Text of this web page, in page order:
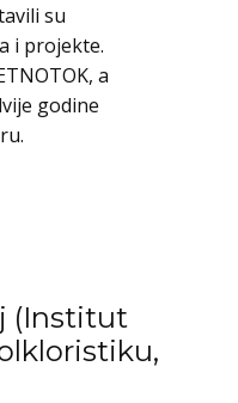
su
i projekte.
a
godine
(Institut